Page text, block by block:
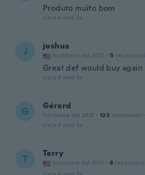
Produto muito bom
circa 4 anni fa
J joshua
Iscrizione dal 2022 · 5 recensioni
Great def would buy again
circa 4 anni fa
G Gérard
Iscrizione dal 2021 · 123 recensioni ·
circa 4 anni fa
T Terry
Iscrizione dal 2017 · 8 recensioni